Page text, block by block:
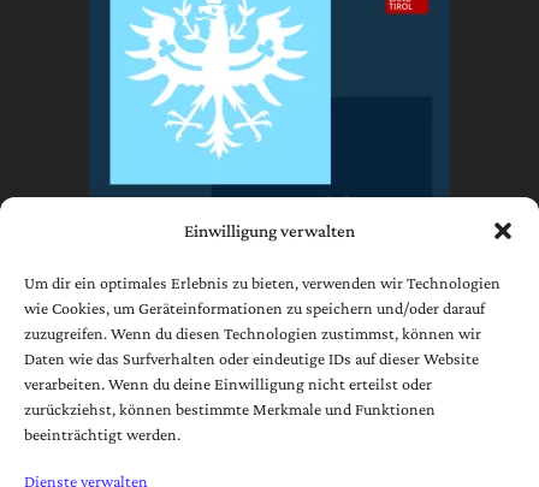
Einwilligung verwalten
Um dir ein optimales Erlebnis zu bieten, verwenden wir Technologien
wie Cookies, um Geräteinformationen zu speichern und/oder darauf
zuzugreifen. Wenn du diesen Technologien zustimmst, können wir
Daten wie das Surfverhalten oder eindeutige IDs auf dieser Website
verarbeiten. Wenn du deine Einwilligung nicht erteilst oder
zurückziehst, können bestimmte Merkmale und Funktionen
beeinträchtigt werden.
Dienste verwalten
Impressum
Datenschutzerklärung
AGB